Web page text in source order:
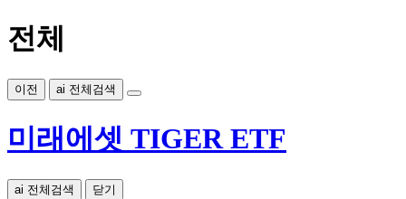
전체
이전 ai 전체검색
미래에셋 TIGER ETF
ai 전체검색 닫기